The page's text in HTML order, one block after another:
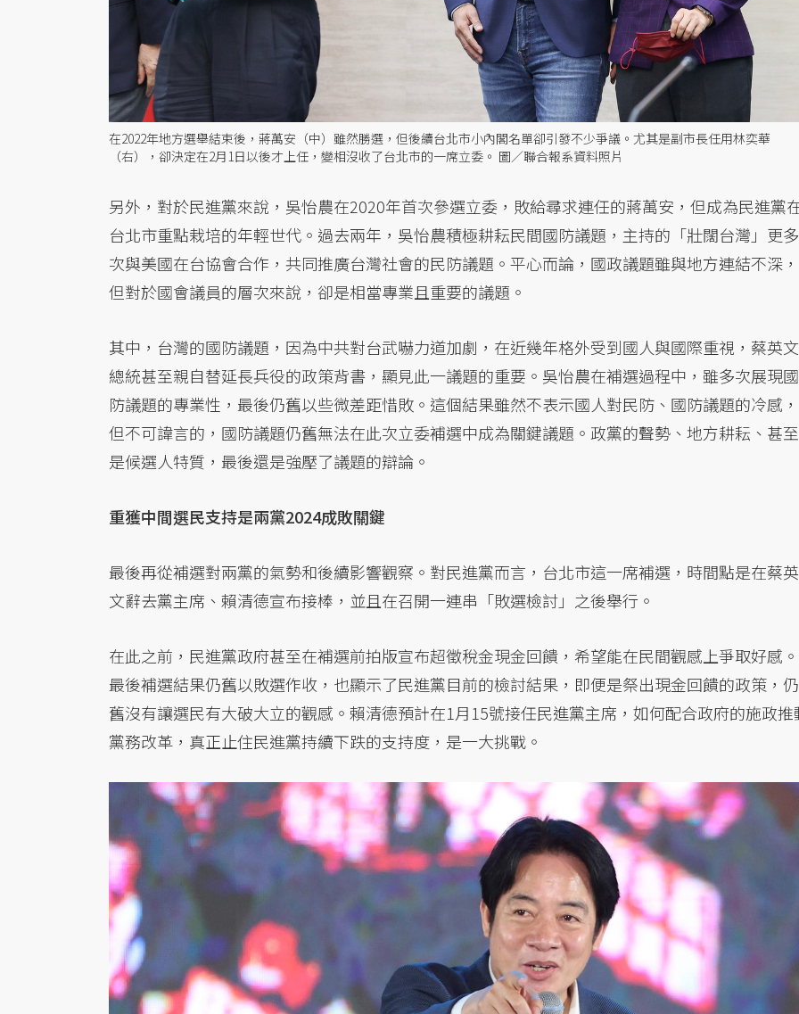
在2022年地方選舉結束後，蔣萬安（中）雖然勝選，但後續台北市小內閣名單卻引發不少爭議。尤其是副市長任用林奕華
（右），卻決定在2月1日以後才上任，變相沒收了台北市的一席立委。 圖／聯合報系資料照片
另外，對於民進黨來說，吳怡農在2020年首次參選立委，敗給尋求連任的蔣萬安，但成為民進黨
台北市重點栽培的年輕世代。過去兩年，吳怡農積極耕耘民間國防議題，主持的「壯闊台灣」更多
次與美國在台協會合作，共同推廣台灣社會的民防議題。平心而論，國政議題雖與地方連結不深，
但對於國會議員的層次來說，卻是相當專業且重要的議題。
其中，台灣的國防議題，因為中共對台武嚇力道加劇，在近幾年格外受到國人與國際重視，蔡英文
總統甚至親自替延長兵役的政策背書，顯見此一議題的重要。吳怡農在補選過程中，雖多次展現國
防議題的專業性，最後仍舊以些微差距惜敗。這個結果雖然不表示國人對民防、國防議題的冷感，
但不可諱言的，國防議題仍舊無法在此次立委補選中成為關鍵議題。政黨的聲勢、地方耕耘、甚至
是候選人特質，最後還是強壓了議題的辯論。
重獲中間選民支持是兩黨2024成敗關鍵
最後再從補選對兩黨的氣勢和後續影響觀察。對民進黨而言，台北市這一席補選，時間點是在蔡英
文辭去黨主席、賴清德宣布接棒，並且在召開一連串「敗選檢討」之後舉行。
在此之前，民進黨政府甚至在補選前拍版宣布超徵稅金現金回饋，希望能在民間觀感上爭取好感。
最後補選結果仍舊以敗選作收，也顯示了民進黨目前的檢討結果，即便是祭出現金回饋的政策，仍
舊沒有讓選民有大破大立的觀感。賴清德預計在1月15號接任民進黨主席，如何配合政府的施政推
黨務改革，真正止住民進黨持續下跌的支持度，是一大挑戰。